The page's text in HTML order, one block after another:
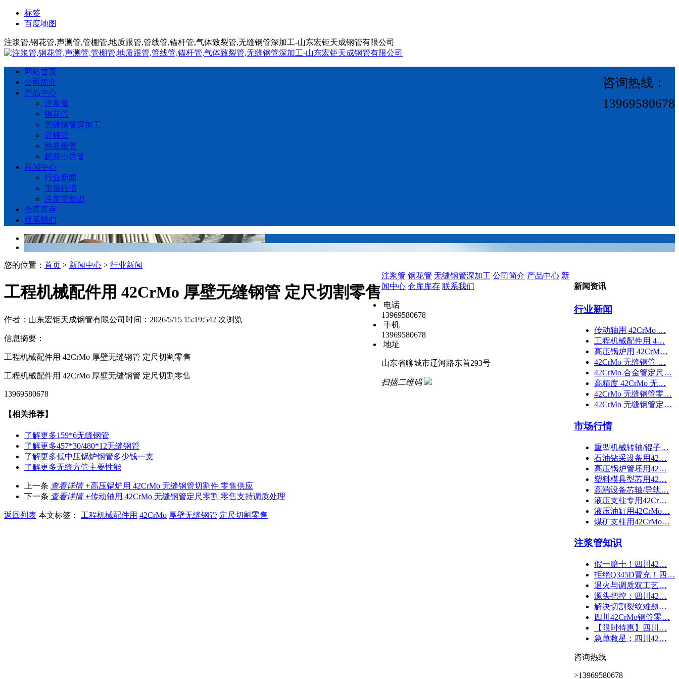
标签
百度地图
注浆管,钢花管,声测管,管棚管,地质跟管,管线管,锚杆管,气体致裂管,无缝钢管深加工-山东宏钜天成钢管有限公司
咨询热线：
13969580678
网站首页
公司简介
产品中心
注浆管
钢花管
无缝钢管深加工
管棚管
地质根管
超前小导管
新闻中心
行业新闻
市场行情
注浆管知识
仓库库存
联系我们
您的位置： 首页 > 新闻中心 > 行业新闻
新闻资讯
行业新闻
传动轴用 42CrMo …
工程机械配件用 4…
高压锅炉用 42CrM…
42CrMo 无缝钢管 …
42CrMo 合金管定尺…
高精度 42CrMo 无…
42CrMo 无缝钢管零…
42CrMo 无缝钢管定…
市场行情
重型机械转轴/辊子…
石油钻采设备用42…
高压锅炉管坯用42…
塑料模具型芯用42…
高端设备芯轴/导轨…
液压支柱专用42Cr…
液压油缸用42CrMo…
煤矿支柱用42CrMo…
注浆管知识
假一赔十！四川42…
拒绝Q345D冒充！四…
退火与调质双工艺…
源头把控：四川42…
解决切割裂纹难题…
四川42CrMo钢管零…
【限时特惠】四川…
急单救星：四川42…
咨询热线
>13969580678
工程机械配件用 42CrMo 厚壁无缝钢管 定尺切割零售
作者：山东宏钜天成钢管有限公司 时间：2026/5/15 15:19:542 次浏览
信息摘要：
工程机械配件用 42CrMo 厚壁无缝钢管 定尺切割零售
工程机械配件用 42CrMo 厚壁无缝钢管 定尺切割零售
13969580678
【相关推荐】
了解更多159*6无缝钢管
了解更多457*30/480*12无缝钢管
了解更多低中压锅炉钢管多少钱一支
了解更多无缝方管主要性能
上一条 查看详情 +高压锅炉用 42CrMo 无缝钢管切割件 零售供应
下一条 查看详情 +传动轴用 42CrMo 无缝钢管定尺零割 零售支持调质处理
返回列表 本文标签： 工程机械配件用 42CrMo 厚壁无缝钢管 定尺切割零售
注浆管 钢花管 无缝钢管深加工 公司简介 产品中心 新
闻中心 仓库库存 联系我们
电话
13969580678
手机
13969580678
地址
山东省聊城市辽河路东首293号
扫描二维码